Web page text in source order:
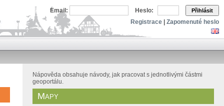
Email: Heslo: Přihlásit
Registrace Zapomenuté heslo
Nápověda obsahuje návody, jak pracovat s jednotlivými částmi
geoportálu.
Mapy